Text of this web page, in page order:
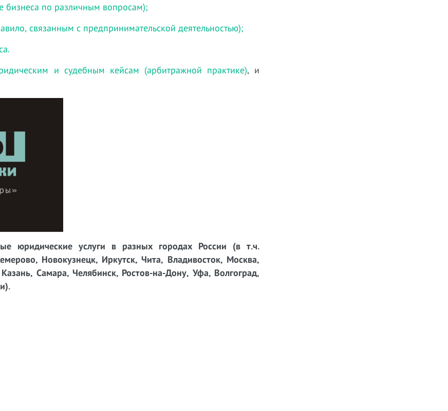
бизнеса по различным вопросам);
связанным с предпринимательской деятельностью);
и судебным кейсам (арбитражной практике), и
юридические услуги в разных городах России (в т.ч.
Новокузнецк, Иркутск, Чита, Владивосток, Москва,
Самара, Челябинск, Ростов-на-Дону, Уфа, Волгоград,